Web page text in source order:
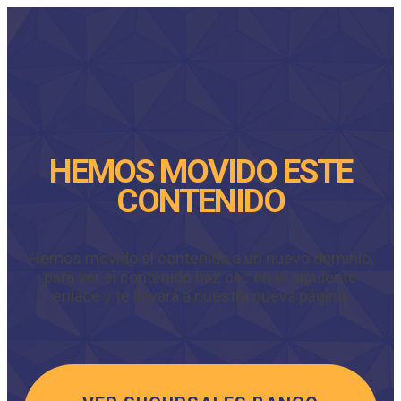
HEMOS MOVIDO ESTE
CONTENIDO
Hemos movido el contenido a un nuevo dominio,
para ver el contenido haz clic en el siguiente
enlace y te llevará a nuestra nueva página.